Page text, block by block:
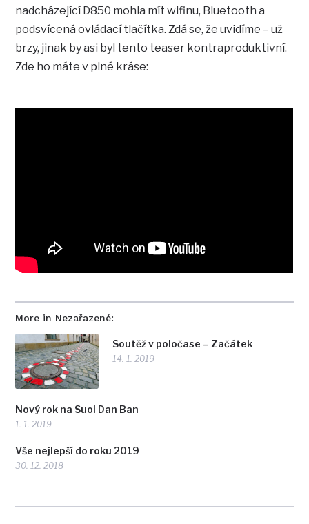
More in Nezařazené:
Soutěž v poločase – Začátek
14. 1. 2019
Nový rok na Suoi Dan Ban
1. 1. 2019
Vše nejlepší do roku 2019
30. 12. 2018
nadcházející D850 mohla mít wifinu, Bluetooth a
podsvícená ovládací tlačítka. Zdá se, že uvidíme – už
brzy, jinak by asi byl tento teaser kontraproduktivní.
Zde ho máte v plné kráse: